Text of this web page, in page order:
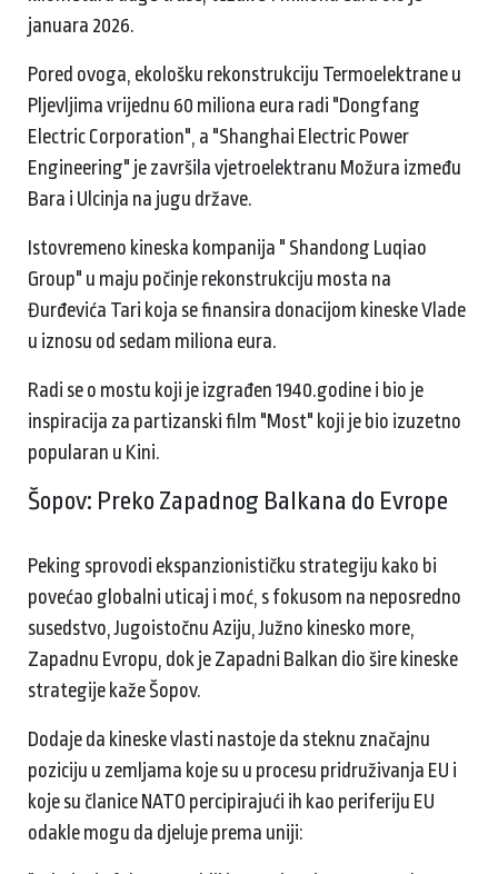
januara 2026.
Pored ovoga, ekološku rekonstrukciju Termoelektrane u
Pljevljima vrijednu 60 miliona eura radi "Dongfang
Electric Corporation", a "Shanghai Electric Power
Engineering" je završila vjetroelektranu Možura između
Bara i Ulcinja na jugu države.
Istovremeno kineska kompanija " Shandong Luqiao
Group" u maju počinje rekonstrukciju mosta na
Đurđevića Tari koja se finansira donacijom kineske Vlade
u iznosu od sedam miliona eura.
Radi se o mostu koji je izgrađen 1940.godine i bio je
inspiracija za partizanski film "Most" koji je bio izuzetno
popularan u Kini.
Šopov: Preko Zapadnog Balkana do Evrope
Peking sprovodi ekspanzionističku strategiju kako bi
povećao globalni uticaj i moć, s fokusom na neposredno
susedstvo, Jugoistočnu Aziju, Južno kinesko more,
Zapadnu Evropu, dok je Zapadni Balkan dio šire kineske
strategije kaže Šopov.
Dodaje da kineske vlasti nastoje da steknu značajnu
poziciju u zemljama koje su u procesu pridruživanja EU i
koje su članice NATO percipirajući ih kao periferiju EU
odakle mogu da djeluje prema uniji: